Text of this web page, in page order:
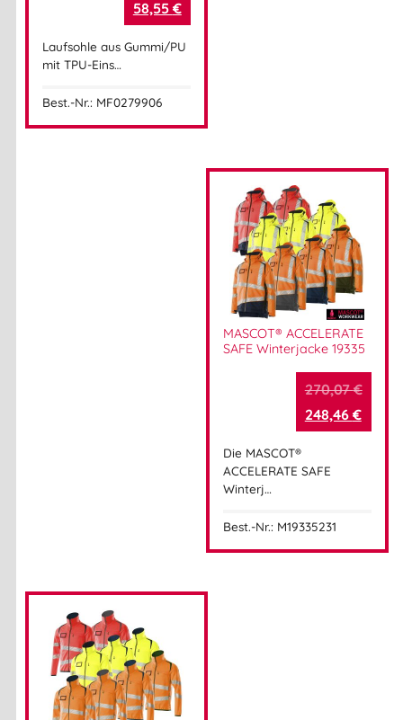
DK-7442 Engesvang
Mehr Information E-Mail: info@bannenberg.at
58,55 €
Laufsohle aus Gummi/PU
mit TPU-Eins…
Best.-Nr.: MF0279906
MASCOT® ACCELERATE
SAFE Winterjacke 19335
270,07€
248,46 €
Die MASCOT®
ACCELERATE SAFE
Winterj…
Best.-Nr.: M19335231